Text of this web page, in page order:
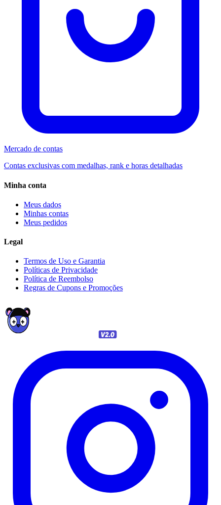
Mercado de contas
Contas exclusivas com medalhas, rank e horas detalhadas
Minha conta
Meus dados
Minhas contas
Meus pedidos
Legal
Termos de Uso e Garantia
Políticas de Privacidade
Política de Reembolso
Regras de Cupons e Promoções